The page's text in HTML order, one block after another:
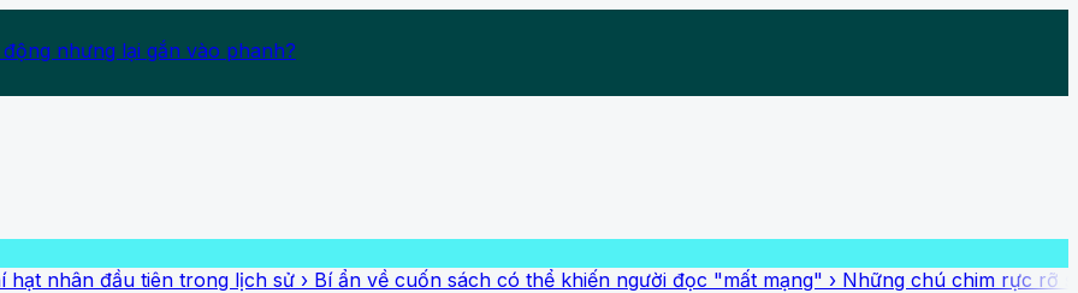
nhưng lại gắn vào phanh?
tiên trong lịch sử›Bí ẩn về cuốn sách có thể khiến người đọc "mất mạng"›Những chú chim rực rỡ sắc màu